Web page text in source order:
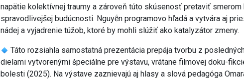
napätie kolektívnej traumy a zároveň túto skúsenosť pretaviť
spravodlivejšej budúcnosti. Nguyễn programovo hľadá a vytvára aj
nádej a vyjadrenie túžob, ktoré by mohli slúžiť ako katalyzátor zmeny.
Táto rozsiahla samostatná prezentácia prepája tvorbu z
dielami vytvorenými špeciálne pre výstavu, vrátane filmovej doku-
bolesti (2025). Na výstave zaznievajú aj hlasy a slová pedagóga